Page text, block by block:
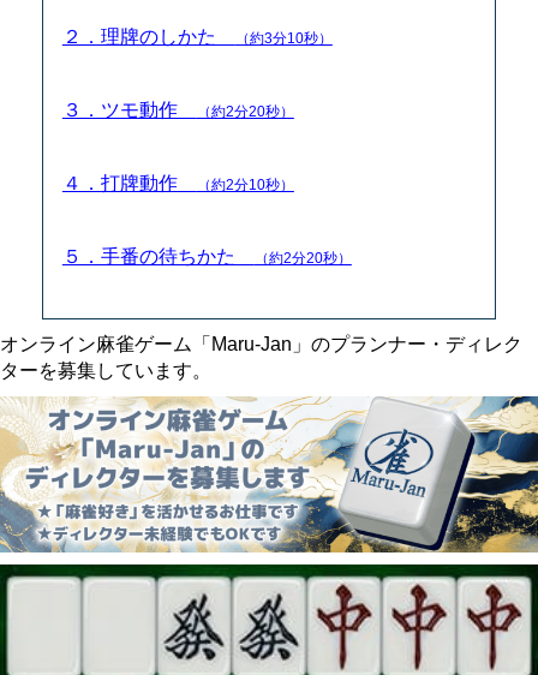
２．理牌のしかた （約3分10秒）
３．ツモ動作 （約2分20秒）
４．打牌動作 （約2分10秒）
５．手番の待ちかた （約2分20秒）
オンライン麻雀ゲーム「Maru-Jan」のプランナー・ディレク
ターを募集しています。